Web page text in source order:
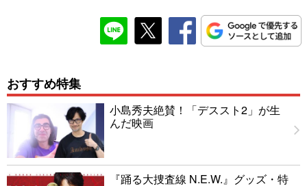
おすすめ特集
小島秀夫絶賛！「デススト2」が生
んだ映画
『踊る大捜査線 N.E.W.』グッズ・特